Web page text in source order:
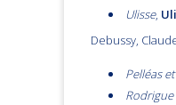
Ulisse,
Debussy,
Pelléas